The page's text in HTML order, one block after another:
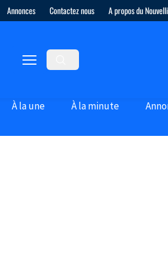
Annonces Contactez nous A propos du
À la une À la minute